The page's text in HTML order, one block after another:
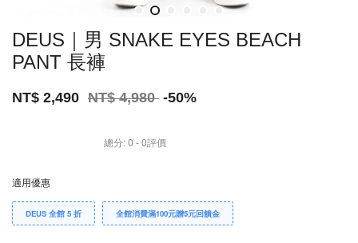
DEUS｜男 SNAKE EYES BEACH
PANT 長褲
NT$ 2,490 NT$ 4,980 -50%
總分:0 -0評價
適用優惠
DEUS 全館 5 折 全館消費滿100元贈5元回饋金